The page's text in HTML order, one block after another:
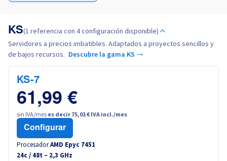
Polonia
Senegal
Túnez
KS(1 referencia con 4 configuración disponible)
Servidores a precios imbatibles. Adaptados a proyectos sencillos y
de bajos recursos. Descubre la gama KS →
KS-7
61,99 €
sin IVA/mes es decir 75,01 € IVA incl./mes
Configurar
ProcesadorAMD Epyc 7451
24c / 48t – 2,3 GHz